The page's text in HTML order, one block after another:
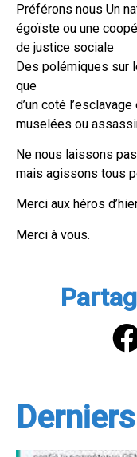
Préférons nous Un
égoïste ou une
de justice sociale
Des polémiques sur
que
d’un coté
muselées ou
Ne nous laissons
mais agissons tous
Merci aux héros
Merci à vous.